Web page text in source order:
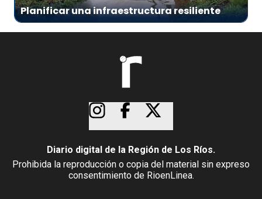
Planificar una infraestructura resiliente
Diario digital de la Región de Los Ríos.
Prohibida la reproducción o copia del material sin expreso
consentimiento de RioenLinea.